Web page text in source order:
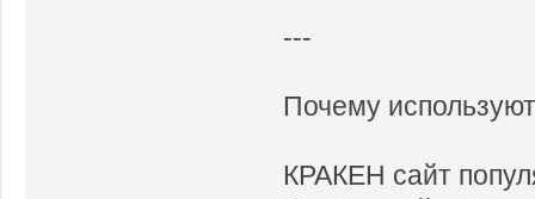
---
Почему
КРАКЕН сайт